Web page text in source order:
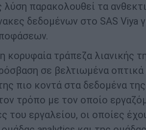
λύση παρακολουθεί τα
δεδομένων στο SAS Viya
κορυφαία τράπεζα λιανικής
σε βελτιωμένα
πιο κοντά στα δεδομένα
τρόπο με τον οποίο
του εργαλείου, οι οποίες